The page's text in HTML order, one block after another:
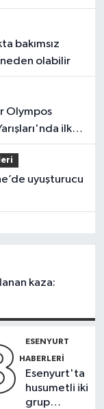
neden olabilir
ilk
oldu
telefon'
kurtardı
ağırlıyor
kaza:
ESENYURT
HABERLERI
Esenyurt'ta
husumetli iki
grup